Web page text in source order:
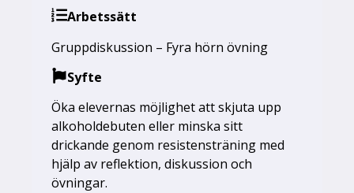
Arbetssätt
Gruppdiskussion – Fyra hörn övning
Syfte
Öka elevernas möjlighet att skjuta upp
alkoholdebuten eller minska sitt
drickande genom resistensträning med
hjälp av reflektion, diskussion och
övningar.